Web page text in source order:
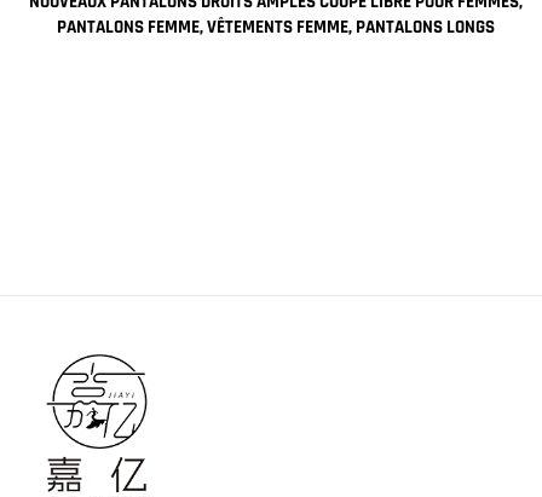
PANTALONS FEMME, VÊTEMENTS FEMME, PANTALONS LONGS